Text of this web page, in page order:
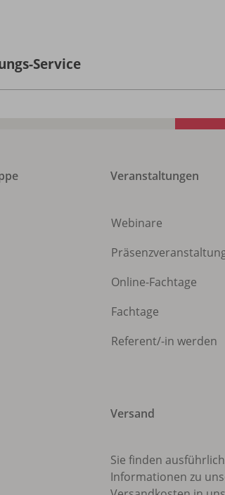
Service
Veranstaltungen
Webinare
Online-Fachtage
Fachtage
Referent/-in werden
Versand
Sie finden
Informationen zu